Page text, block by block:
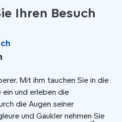
Ihren Besuch
Mit ihm tauchen Sie in die
und erleben die
die Augen seiner
und Gaukler nehmen Sie